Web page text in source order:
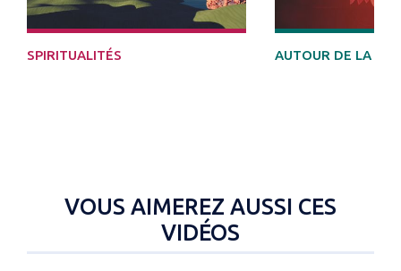
SPIRITUALITÉS AUTOUR DE LA
VOUS AIMEREZ AUSSI CES
VIDÉOS